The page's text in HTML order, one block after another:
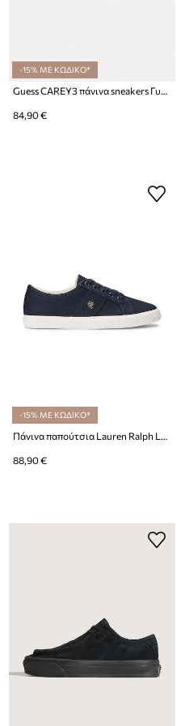
-15% ΜΕ ΚΩΔΙΚΟ*
Guess CAREY3 πάνινα sneakers Γυναικεία
84,90 €
-15% ΜΕ ΚΩΔΙΚΟ*
Πάνινα παπούτσια Lauren Ralph Lauren Janson II
88,90 €